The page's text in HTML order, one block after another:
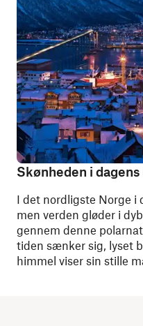
Skønheden i
I det nordligste Norge i
men verden gløder i
gennem denne
tiden sænker sig, lyset
himmel viser sin stille